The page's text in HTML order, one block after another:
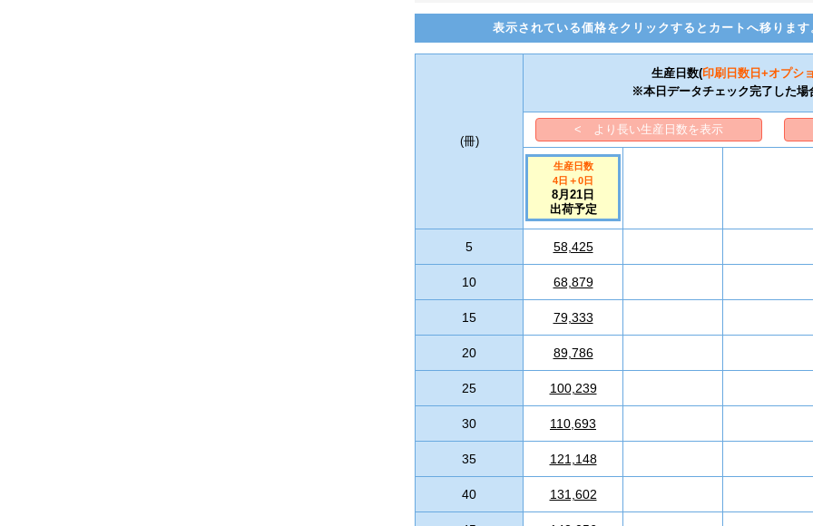
表示されている価格をクリックするとカートへ移ります
(冊)
生産日数(印刷日数 日+オプシ
※本日データチェック完了した場
< より長い生産日数を表示
生産日数
4日 ＋0日
8月21日
出荷予定
5 58,425
10 68,879
15 79,333
20 89,786
25 100,239
30 110,693
35 121,148
40 131,602